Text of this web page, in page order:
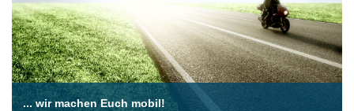
... wir machen Euch mobil!